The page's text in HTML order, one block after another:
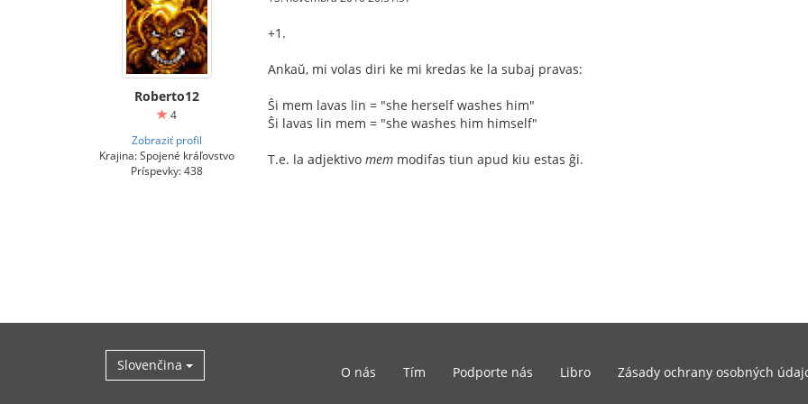
Roberto12
4
Zobraziť profil
Krajina: Spojené kráľovstvo
Príspevky: 438
+1.
Ankaŭ, mi volas diri ke mi kredas ke la subaj pravas:
Ŝi mem lavas lin = "she herself washes him"
Ŝi lavas lin mem = "she washes him himself"
T.e. la adjektivo mem modifas tiun apud kiu estas ĝi.
Slovenčina O nás Tím Podporte nás Libro Zásady ochrany osobných